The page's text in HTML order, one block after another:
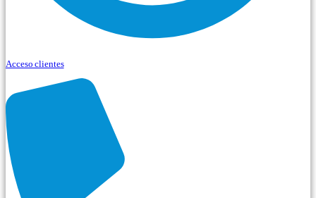
Acceso clientes